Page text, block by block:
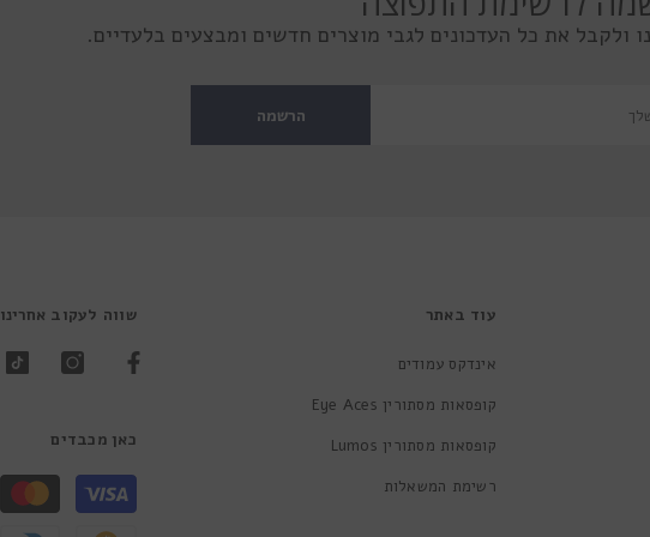
את כל העדכונים לגבי מוצרים חדשים ומבצעים בלעדיים.
הרשמה
עוד באתר
אינדקס עמודים
קופסאות מסתורין Eye Aces
קופסאות מסתורין Lumos
רשימת המשאלות
שווה לעקוב אחרינו
כאן מכבדים
שיטות
תשלום